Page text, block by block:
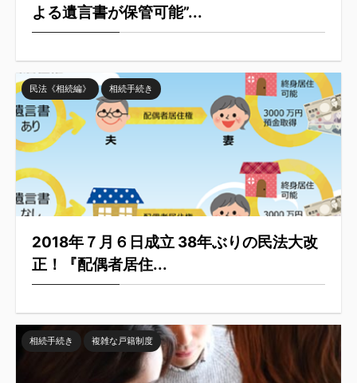
よる遺言書が保管可能”...
民法《相続編》 相続手続き
2018年７月６日成立 38年ぶりの民法大改
正！『配偶者居住...
相続手続き 複雑な戸籍制度